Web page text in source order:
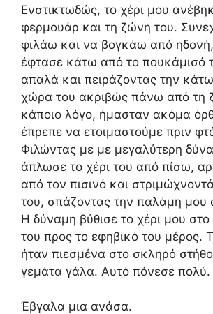
Ενστικτωδώς, το χέρι μου
φερμουάρ και τη ζώνη του.
φιλάω και να βογκάω από ηδονή,
έφτασε κάτω από το πουκάμισό
απαλά και πειράζοντας την
χώρα του ακριβώς πάνω από τη
κάποιο λόγο, ήμασταν ακόμα
έπρεπε να ετοιμαστούμε πριν
Φιλώντας με με μεγαλύτερη
άπλωσε το χέρι του από πίσω,
από τον πισινό και
του, σπάζοντας την παλάμη μου
Η δύναμη βύθισε το χέρι μου στο
του προς το εφηβικό του μέρος.
ήταν πιεσμένα στο σκληρό
γεμάτα γάλα. Αυτό πόνεσε πολύ.
Έβγαλα μια ανάσα.